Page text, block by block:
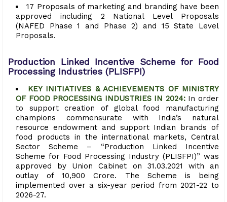
17 Proposals of marketing and branding have been
approved including 2 National Level Proposals
(NAFED Phase 1 and Phase 2) and 15 State Level
Proposals.
Production Linked Incentive Scheme for Food
Processing Industries (PLISFPI)
KEY INITIATIVES & ACHIEVEMENTS OF MINISTRY
OF FOOD PROCESSING INDUSTRIES IN 2024: In order
to support creation of global food manufacturing
champions commensurate with India’s natural
resource endowment and support Indian brands of
food products in the international markets, Central
Sector Scheme – “Production Linked Incentive
Scheme for Food Processing Industry (PLISFPI)” was
approved by Union Cabinet on 31.03.2021 with an
outlay of ₹10,900 Crore. The Scheme is being
implemented over a six-year period from 2021-22 to
2026-27.